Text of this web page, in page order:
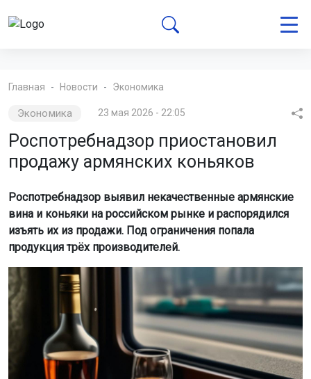
Главная Новости Экономика
Экономика 23 мая 2026 - 22:05
Роспотребнадзор приостановил
продажу армянских коньяков
Роспотребнадзор выявил некачественные армянские
вина и коньяки на российском рынке и распорядился
изъять их из продажи. Под ограничения попала
продукция трёх производителей.